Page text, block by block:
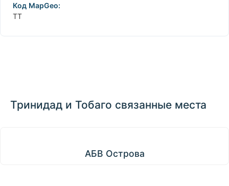
Код MapGeo:
TT
Тринидад и Тобаго связанные места
АБВ Острова